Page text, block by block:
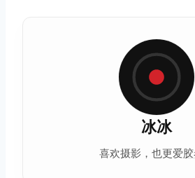
冰冰
喜欢摄影，也更爱